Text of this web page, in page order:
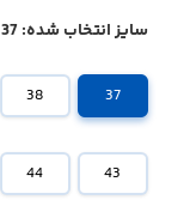
سایز انتخاب شده:37
37
38
43
44